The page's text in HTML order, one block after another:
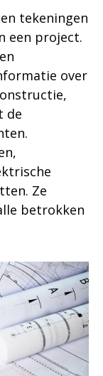
tekeningen
een project.
over
de
Ze
betrokken